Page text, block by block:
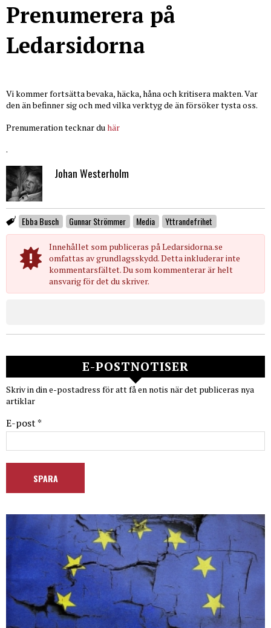
Prenumerera på
Ledarsidorna
Vi kommer fortsätta bevaka, häcka, håna och kritisera makten. Var
den än befinner sig och med vilka verktyg de än försöker tysta oss.
Prenumeration tecknar du här
.
Johan Westerholm
Ebba Busch Gunnar Strömmer Media Yttrandefrihet
Innehållet som publiceras på Ledarsidorna.se
omfattas av grundlagsskydd. Detta inkluderar inte
kommentarsfältet. Du som kommenterar är helt
ansvarig för det du skriver.
E-POSTNOTISER
Skriv in din e-postadress för att få en notis när det publiceras nya
artiklar
E-post *